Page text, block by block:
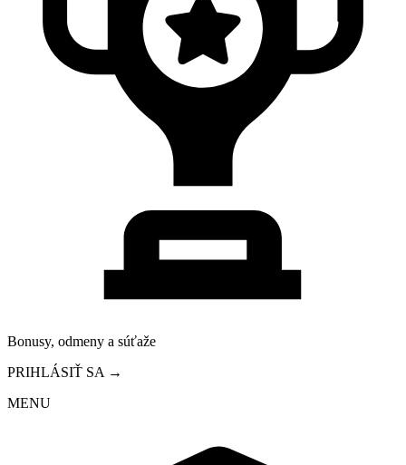
Bonusy, odmeny a súťaže
PRIHLÁSIŤ SA →
MENU